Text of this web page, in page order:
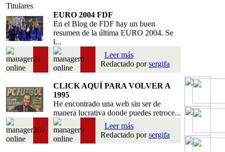
Titulares
EURO 2004 FDF
En el Blog de FDF hay un buen
resumen de la última EURO 2004. Se
l...
21 0
Leer más
Redactado porsergifa
CLICK AQUÍ PARA VOLVER A
1995
He encontrado una web sin ser de
manera lucrativa donde puedes retroce...
267 9
Leer más
Redactado porsergifa